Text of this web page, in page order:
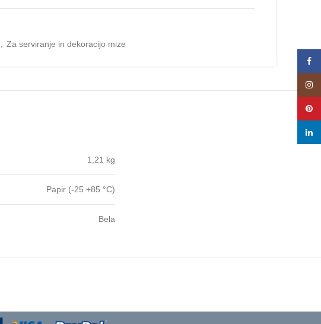
Za serviranje in dekoracijo mize
1,21 kg
Papir (-25 +85 °C)
Bela